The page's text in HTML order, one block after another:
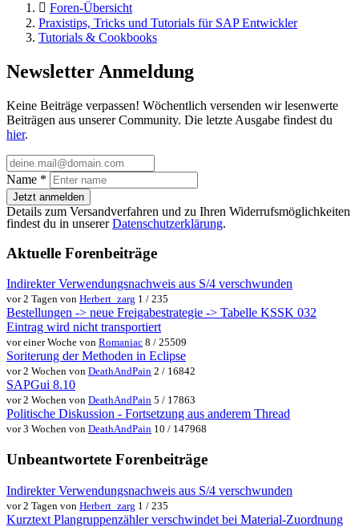
Foren-Übersicht
Praxistips, Tricks und Tutorials für SAP Entwickler
Tutorials & Cookbooks
Newsletter Anmeldung
Keine Beiträge verpassen! Wöchentlich versenden wir lesenwerte
Beiträgen aus unserer Community. Die letzte Ausgabe findest du
hier.
Name *
Jetzt anmelden
Details zum Versandverfahren und zu Ihren Widerrufsmöglichkeiten
findest du in unsererDatenschutzerklärung.
Aktuelle Forenbeiträge
Indirekter Verwendungsnachweis aus S/4 verschwunden
vor 2 Tagen von Herbert_zarg 1 / 235
Bestellungen -> neue Freigabestrategie -> Tabelle KSSK 032
Eintrag wird nicht transportiert
vor einer Woche von Romaniac 8 / 25509
Soriterung der Methoden in Eclipse
vor 2 Wochen von DeathAndPain 2 / 16842
SAPGui 8.10
vor 2 Wochen von DeathAndPain 5 / 17863
Politische Diskussion - Fortsetzung aus anderem Thread
vor 3 Wochen von DeathAndPain 10 / 147968
Unbeantwortete Forenbeiträge
Indirekter Verwendungsnachweis aus S/4 verschwunden
vor 2 Tagen von Herbert_zarg 1 / 235
Kurztext Plangruppenzähler verschwindet bei Material-Zuordnung